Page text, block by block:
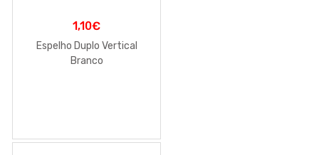
1,10€
Espelho Duplo Vertical
Branco